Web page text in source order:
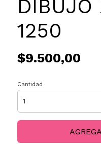
DIBUJO
1250
$9.500,00
Cantidad